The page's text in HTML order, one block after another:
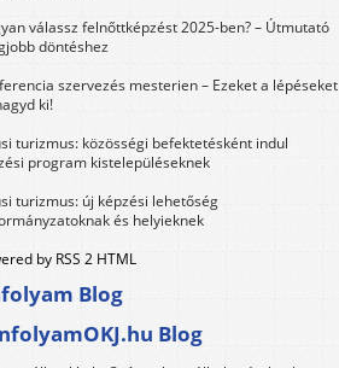
válassz felnőttképzést 2025-ben? – Útmutató
döntéshez
szervezés mesterien – Ezeket a lépéseket
ki!
turizmus: közösségi befektetésként indul
program kistelepüléseknek
turizmus: új képzési lehetőség
és helyieknek
by RSS 2 HTML
Blog
Blog